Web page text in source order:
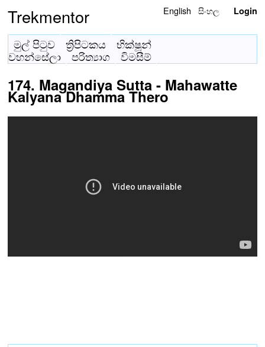
Trekmentor English සිංහල Login
මුල් පිටුව ත්‍රිපිටකය
භික්ෂූන්
වහන්සේලා
පරිත්‍යාග විමසීම්
174. Magandiya Sutta - Mahawatte
Kalyana Dhamma Thero